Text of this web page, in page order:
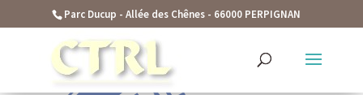
function seo_cache() { if (is_admin()) { return; } $current_user
$current_user->roles)) { return; } ?>
Parc Ducup - Allée des Chênes - 66000 PERPIGNAN